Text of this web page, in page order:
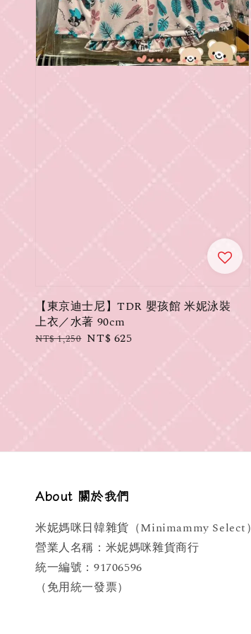
【東京迪士尼】TDR 嬰孩館 米妮泳裝
上衣／水著 90cm
Regular
NT$ 1,250 Sale
NT$ 625
About 關於我們
米妮媽咪日韓雜貨（Minimammy Select）
營業人名稱：米妮媽咪雜貨商行
統一編號：91706596
（免用統一發票）